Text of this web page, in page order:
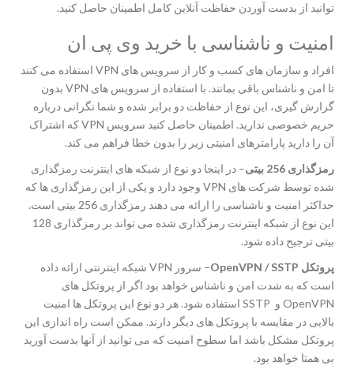
توانید از بدست آوردن حفاظت آنلاین کامل اطمینان حاصل کنید.
امنیت و ناشناسی با خرید وی پی ان
افراد و سازمان های کسب و کار از سرویس های VPN استفاده می کنند
تا امن و ناشناس باقی بمانند. با استفاده از سرویس های VPN بدون
گزارش گیری، این نوع از حفاظت دو برابر شده و شما نگرانی درباره
حریم خصوصی ندارید. اطمینان حاصل کنید سرویس VPN که اشتراک
آن را دارید پارامترهای امنیتی زیر را بدون خطا فراهم می کند.
رمزگذاری 256 بیتی
– در اینجا دو نوع از شبکه های اینترنت رمزگذاری
شده توسط شرکت های VPN وجود دارد و یکی از این رمزگذاری ها که
حداکثر امنیت و ناشناسی را ارائه می دهند رمزگذاری 256 بیتی است.
این نوع از شبکه اینترنت رمزگذاری شده می تواند بر رمزگذاری 128
بیتی ترجیح داده شود.
پروتکل OpenVPN / SSTP
– سرور VPN شبکه اینترنتی ارائه داده
است که به شدت امن و ناشناس خواهد بود اگر از پروتکل های
OpenVPN و SSTP استفاده شود. هر دو نوع این پروتکل ها امنیت
بالایی در مقایسه با پروتکل های دیگر دارند. ممکن است راه اندازی این
پروتکل مشکل باشد اما سطوح امنیت که می توانید از آنها بدست آورید
بی همتا خواهد بود.